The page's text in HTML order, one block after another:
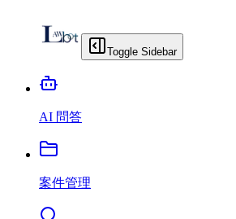
Toggle Sidebar
AI 問答
案件管理